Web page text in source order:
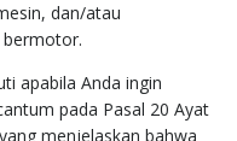
dan/atau
bermotor.
apabila Anda ingin
pada Pasal 20 Ayat
menjelaskan bahwa